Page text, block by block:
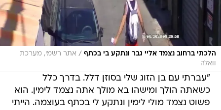
הלכתי ברחוב נצמד אליי גבר ונתקע בי בכתף / אתר רשמי, מערכת
וואלה
"עברתי עם בן הזוג שלי בסוזן דלל. בדרך כלל
כשאתה הולך ומישהו בא מולך אתה נצמד לימין. הוא
פשוט נצמד מולי לימין ונתקע לי בכתף בעוצמה. הייתי